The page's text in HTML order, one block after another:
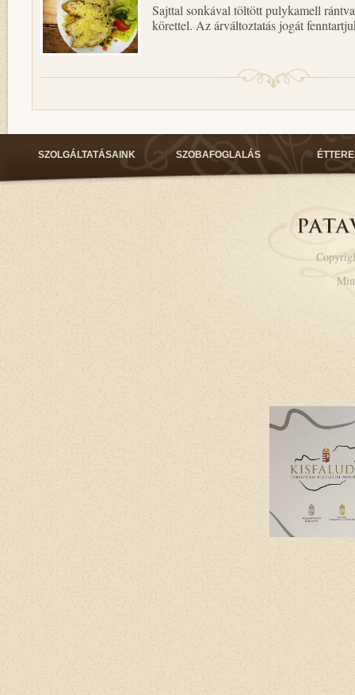
Sajttal sonkával töltött pulykamell
körettel. Az árváltoztatás jogát
SZOLGÁLTATÁSAINK SZOBAFOGLALÁS